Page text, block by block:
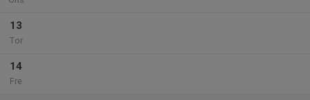
13
Tor
14
Fre